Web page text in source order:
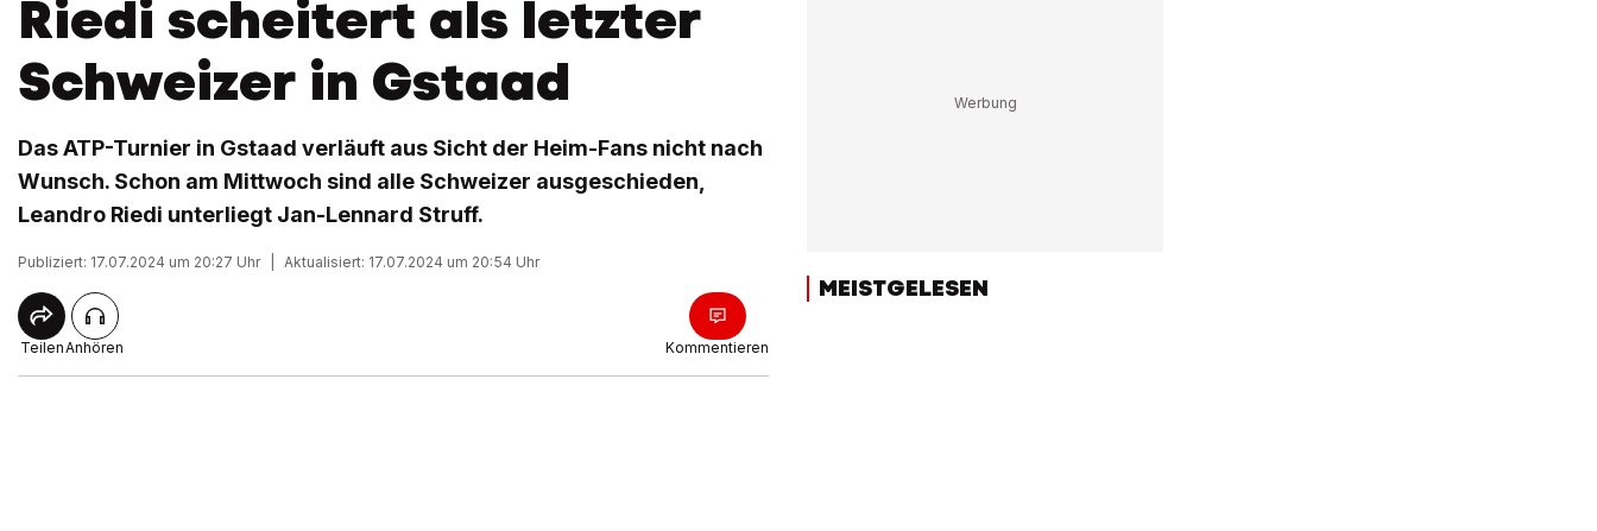
Riedi scheitert als letzter
Schweizer in Gstaad
Das ATP-Turnier in Gstaad verläuft aus Sicht der Heim-Fans nicht nach
Wunsch. Schon am Mittwoch sind alle Schweizer ausgeschieden,
Leandro Riedi unterliegt Jan-Lennard Struff.
Publiziert: 17.07.2024 um 20:27 Uhr Aktualisiert: 17.07.2024 um 20:54 Uhr
TeilenAnhören Kommentieren
MEISTGELESEN